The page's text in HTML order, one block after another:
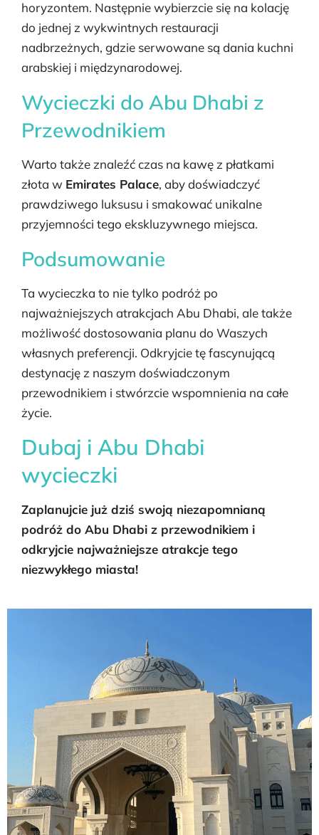
horyzontem. Następnie wybierzcie się na kolację
do jednej z wykwintnych restauracji
nadbrzeżnych, gdzie serwowane są dania kuchni
arabskiej i międzynarodowej.
Wycieczki do Abu Dhabi z
Przewodnikiem
Warto także znaleźć czas na kawę z płatkami
złota w Emirates Palace, aby doświadczyć
prawdziwego luksusu i smakować unikalne
przyjemności tego ekskluzywnego miejsca.
Podsumowanie
Ta wycieczka to nie tylko podróż po
najważniejszych atrakcjach Abu Dhabi, ale także
możliwość dostosowania planu do Waszych
własnych preferencji. Odkryjcie tę fascynującą
destynację z naszym doświadczonym
przewodnikiem i stwórzcie wspomnienia na całe
życie.
Dubaj i Abu Dhabi
wycieczki
Zaplanujcie już dziś swoją niezapomnianą
podróż do Abu Dhabi z przewodnikiem i
odkryjcie najważniejsze atrakcje tego
niezwykłego miasta!